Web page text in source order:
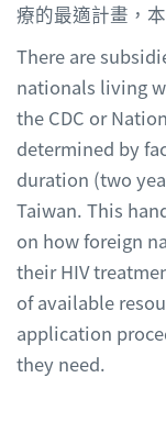
療的最適計畫，
There are
nationals living
the CDC or
determined by
duration (two
Taiwan. This
on how foreign
their HIV
of available
application
they need.